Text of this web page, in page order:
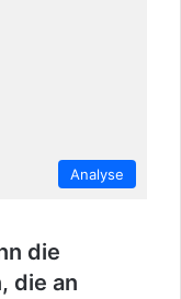
Analyse
die
die an